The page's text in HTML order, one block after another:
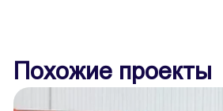
Похожие проекты